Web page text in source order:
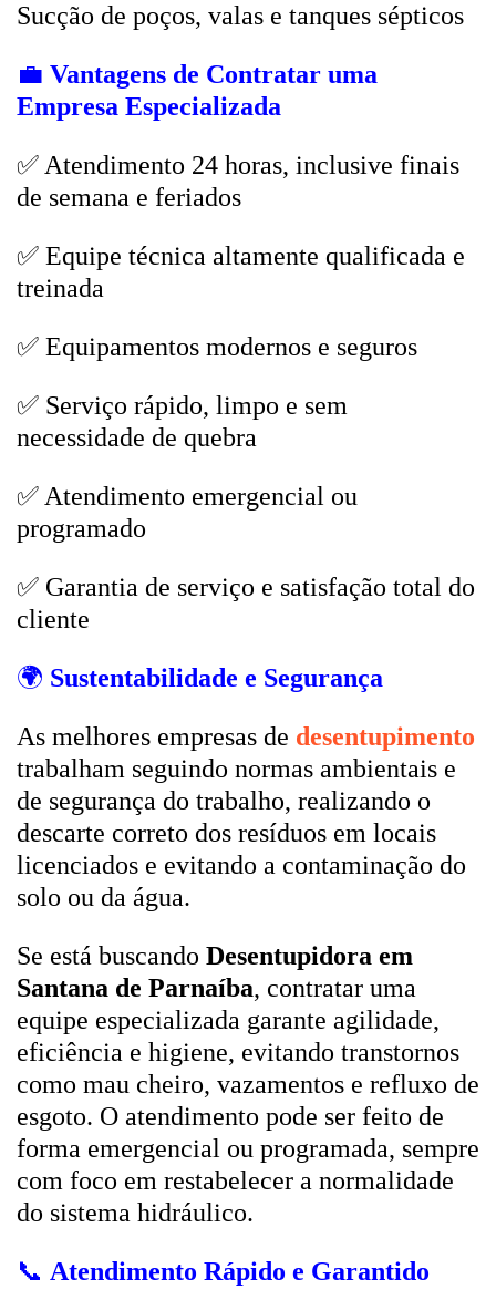
Sucção de poços, valas e tanques sépticos
💼 Vantagens de Contratar uma
Empresa Especializada
✅ Atendimento 24 horas, inclusive finais
de semana e feriados
✅ Equipe técnica altamente qualificada e
treinada
✅ Equipamentos modernos e seguros
✅ Serviço rápido, limpo e sem
necessidade de quebra
✅ Atendimento emergencial ou
programado
✅ Garantia de serviço e satisfação total do
cliente
🌍 Sustentabilidade e Segurança
As melhores empresas de desentupimento
trabalham seguindo normas ambientais e
de segurança do trabalho, realizando o
descarte correto dos resíduos em locais
licenciados e evitando a contaminação do
solo ou da água.
Se está buscando Desentupidora em
Santana de Parnaíba, contratar uma
equipe especializada garante agilidade,
eficiência e higiene, evitando transtornos
como mau cheiro, vazamentos e refluxo de
esgoto. O atendimento pode ser feito de
forma emergencial ou programada, sempre
com foco em restabelecer a normalidade
do sistema hidráulico.
📞 Atendimento Rápido e Garantido